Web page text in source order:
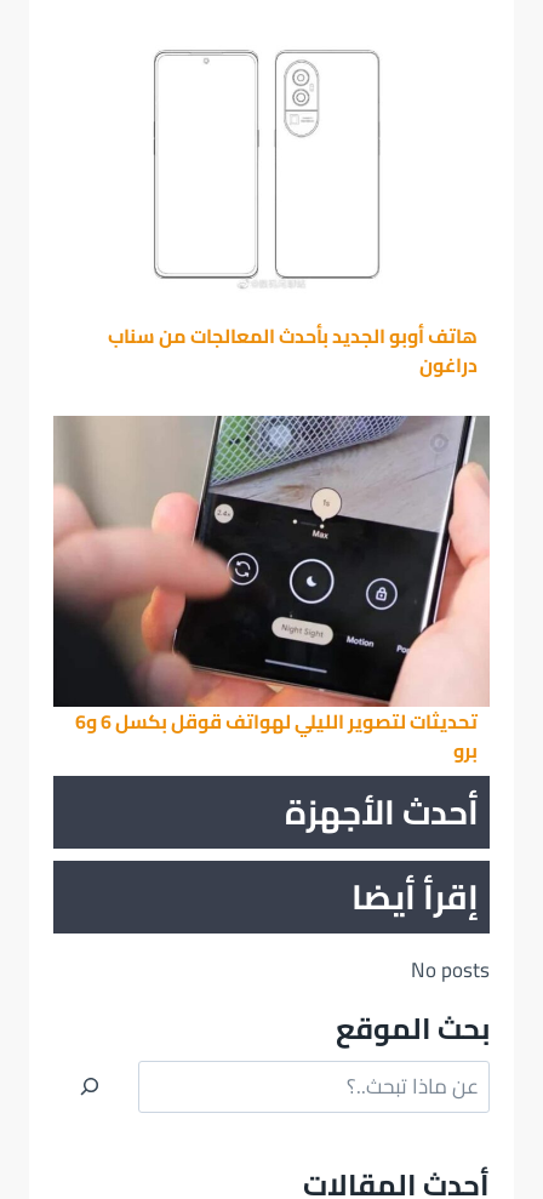
هاتف أوبو الجديد بأحدث المعالجات من سناب
دراغون
تحديثات لتصوير الليلي لهواتف قوقل بكسل 6 و6
برو
أحدث الأجهزة
إقرأ أيضا
No posts
بحث الموقع
البحث
أحدث المقالات